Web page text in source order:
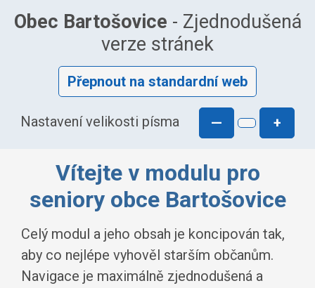
Obec Bartošovice - Zjednodušená
verze stránek
Přepnout na standardní web
Nastavení velikosti písma — +
Vítejte v modulu pro
seniory obce Bartošovice
Celý modul a jeho obsah je koncipován tak,
aby co nejlépe vyhověl starším občanům.
Navigace je maximálně zjednodušená a